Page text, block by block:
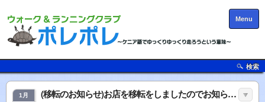
Menu
検索
1月 (移転のお知らせ)お店を移転をしましたのでお知らせします。